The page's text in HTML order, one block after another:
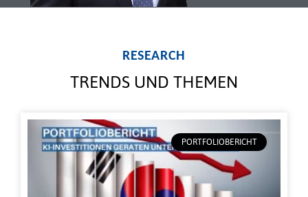
RESEARCH
TRENDS UND THEMEN
PORTFOLIOBERICHT